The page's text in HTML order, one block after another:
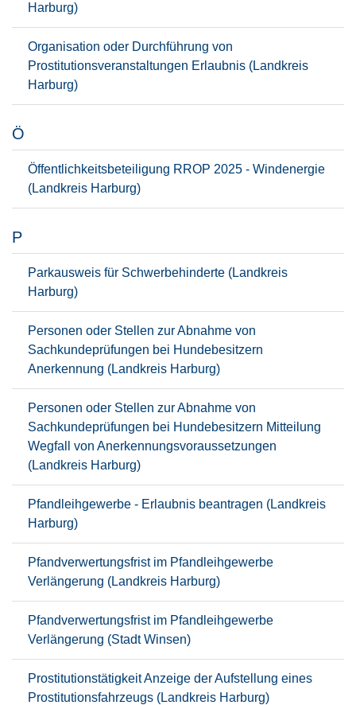
Harburg)
Organisation oder Durchführung von
Prostitutionsveranstaltungen Erlaubnis (Landkreis
Harburg)
Ö
Öffentlichkeitsbeteiligung RROP 2025 - Windenergie
(Landkreis Harburg)
P
Parkausweis für Schwerbehinderte (Landkreis
Harburg)
Personen oder Stellen zur Abnahme von
Sachkundeprüfungen bei Hundebesitzern
Anerkennung (Landkreis Harburg)
Personen oder Stellen zur Abnahme von
Sachkundeprüfungen bei Hundebesitzern Mitteilung
Wegfall von Anerkennungsvoraussetzungen
(Landkreis Harburg)
Pfandleihgewerbe - Erlaubnis beantragen (Landkreis
Harburg)
Pfandverwertungsfrist im Pfandleihgewerbe
Verlängerung (Landkreis Harburg)
Pfandverwertungsfrist im Pfandleihgewerbe
Verlängerung (Stadt Winsen)
Prostitutionstätigkeit Anzeige der Aufstellung eines
Prostitutionsfahrzeugs (Landkreis Harburg)